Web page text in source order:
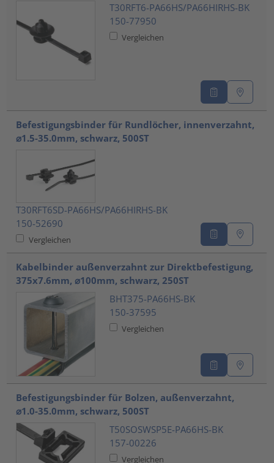
T30RFT6-PA66HS/PA66HIRHS-BK
150-77950
Vergleichen
Befestigungsbinder für Rundlöcher, innenverzahnt,
⌀1.5-35.0mm, schwarz, 500ST
T30RFT6SD-PA66HS/PA66HIRHS-BK
150-52690
Vergleichen
Kabelbinder außenverzahnt zur Direktbefestigung,
375x7.6mm, ⌀100mm, schwarz, 250ST
BHT375-PA66HS-BK
150-37595
Vergleichen
Befestigungsbinder für Bolzen, außenverzahnt,
⌀1.0-35.0mm, schwarz, 500ST
T50SOSWSP5E-PA66HS-BK
157-00226
Vergleichen